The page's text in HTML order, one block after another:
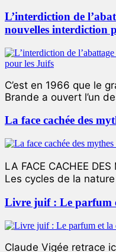
L’interdiction de
nouvelles interdiction
C’est en 1966 que le
Brande a ouvert l’un
La face cachée des
LA FACE CACHEE
Les cycles de la
Livre juif : Le parfum
Claude Vigée retrace